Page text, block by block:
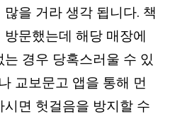
을 거라 생각 됩니다. 책
문했는데 해당 매장에
경우 당혹스러울 수 있
교보문고 앱을 통해 먼
면 헛걸음을 방지할 수